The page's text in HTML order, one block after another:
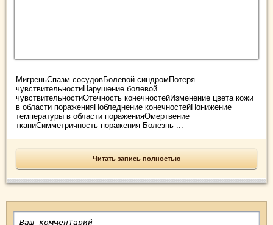
МигреньСпазм сосудовБолевой синдромПотеря
чувствительностиНарушение болевой
чувствительностиОтечность конечностейИзменение цвета кожи
в области пораженияПобледнение конечностейПонижение
температуры в области пораженияОмертвение
тканиСимметричность поражения Болезнь ...
Читать запись полностью